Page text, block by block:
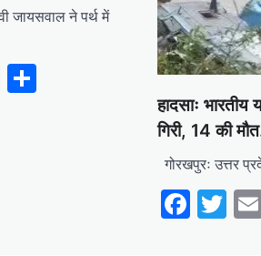
जायसवाल ने पर्थ में
WhatsApp
हादसाः भारतीय
गिरी, 14 की
गोरखपुरः उत्तर